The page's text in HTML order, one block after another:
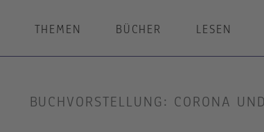
THEMEN BÜCHER LESEN
BUCHVORSTELLUNG: CORONA